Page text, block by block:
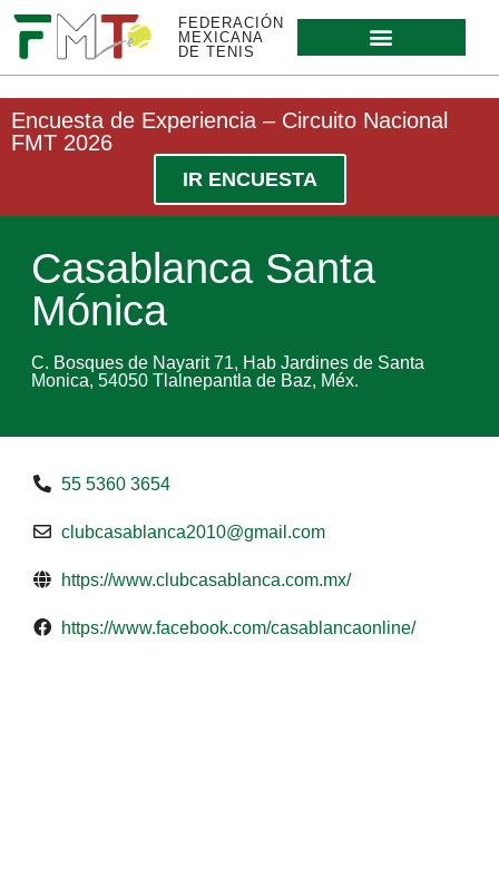
FEDERACIÓN
MEXICANA
DE TENIS
Encuesta de Experiencia – Circuito Nacional
FMT 2026
IR ENCUESTA
Casablanca Santa
Mónica
C. Bosques de Nayarit 71, Hab Jardines de Santa
Monica, 54050 Tlalnepantla de Baz, Méx.
55 5360 3654
clubcasablanca2010@gmail.com
https://www.clubcasablanca.com.mx/
https://www.facebook.com/casablancaonline/